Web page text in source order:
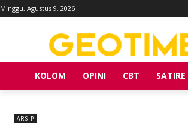
Minggu, Agustus 9, 2026
KOLOM OPINI CBT SATIRE
ARSIP